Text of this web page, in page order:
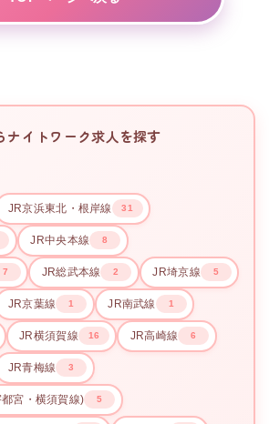
ナイトワーク求人を探す
JR京浜東北・根岸線 31
JR中央本線 8
7 JR総武本線 2 JR埼京線 5
JR京葉線 1 JR南武線 1
JR横須賀線 16 JR高崎線 6
JR青梅線 3
宮・横須賀線) 5